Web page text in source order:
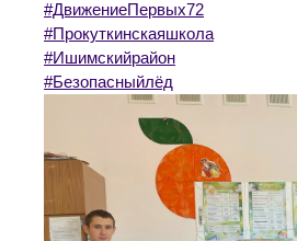
#ДвижениеПервых72
#Прокуткинскаяшкола
#Ишимскийрайон
#Безопасныйлёд